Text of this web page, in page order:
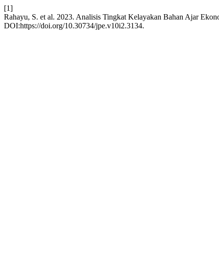
[1]
Rahayu, S. et al. 2023. Analisis Tingkat Kelayakan Bahan Ajar
DOI:https://doi.org/10.30734/jpe.v10i2.3134.